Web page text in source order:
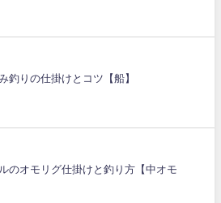
釣りの仕掛けとコツ【船】
のオモリグ仕掛けと釣り方【中オモ